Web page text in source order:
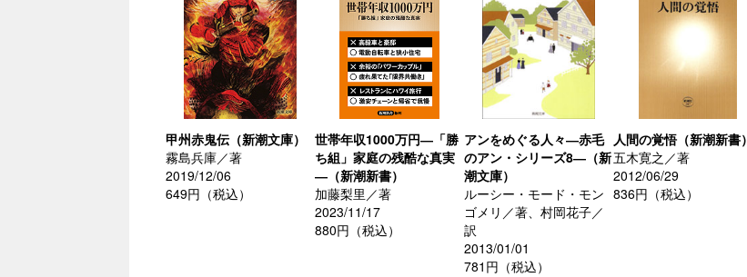
甲州赤鬼伝（新潮文庫）
霧島兵庫／著
2019/12/06
649円（税込）
世帯年収1000万円―「勝
ち組」家庭の残酷な真実
―（新潮新書）
加藤梨里／著
2023/11/17
880円（税込）
アンをめぐる人々―赤毛
のアン・シリーズ8―（新
潮文庫）
ルーシー・モード・モン
ゴメリ／著、村岡花子／
訳
2013/01/01
781円（税込）
人間の覚悟（新潮新書）
五木寛之／著
2012/06/29
836円（税込）